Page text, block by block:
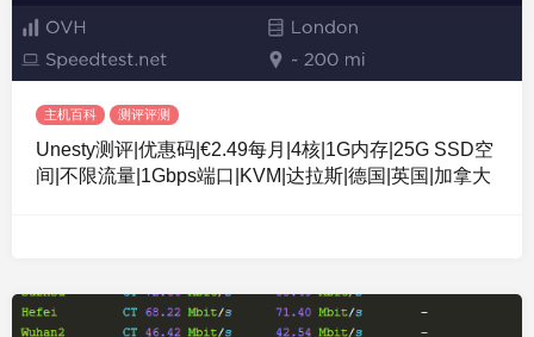
主机百科 测评评测
Unesty测评|优惠码|€2.49每月|4核|1G内存|25G SSD空
间|不限流量|1Gbps端口|KVM|达拉斯|德国|英国|加拿大